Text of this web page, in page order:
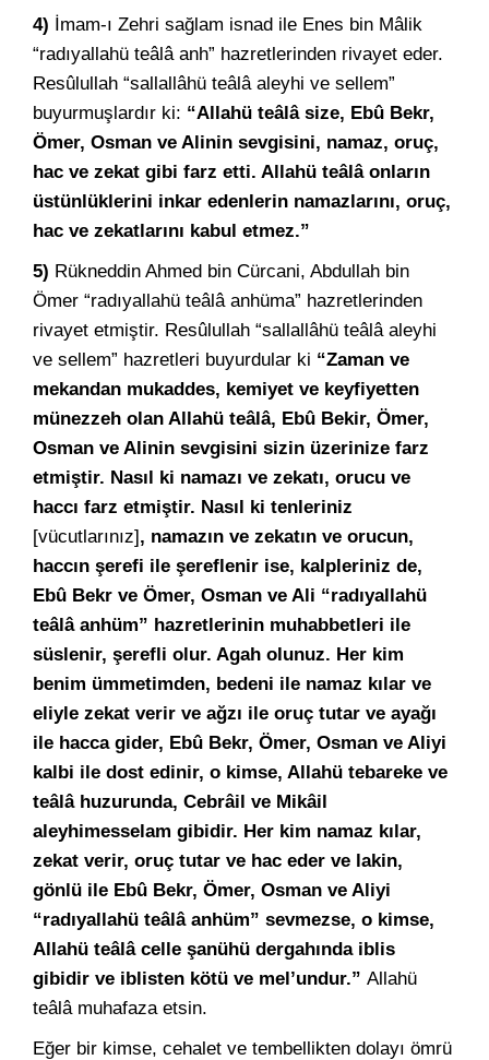
4) İmam-ı Zehri sağlam isnad ile Enes bin Mâlik
“radıyallahü teâlâ anh” hazretlerinden rivayet eder.
Resûlullah “sallallâhü teâlâ aleyhi ve sellem”
buyurmuşlardır ki: “Allahü teâlâ size, Ebû Bekr,
Ömer, Osman ve Alinin sevgisini, namaz, oruç,
hac ve zekat gibi farz etti. Allahü teâlâ onların
üstünlüklerini inkar edenlerin namazlarını, oruç,
hac ve zekatlarını kabul etmez.”
5) Rükneddin Ahmed bin Cürcani, Abdullah bin
Ömer “radıyallahü teâlâ anhüma” hazretlerinden
rivayet etmiştir. Resûlullah “sallallâhü teâlâ aleyhi
ve sellem” hazretleri buyurdular ki “Zaman ve
mekandan mukaddes, kemiyet ve keyfiyetten
münezzeh olan Allahü teâlâ, Ebû Bekir, Ömer,
Osman ve Alinin sevgisini sizin üzerinize farz
etmiştir. Nasıl ki namazı ve zekatı, orucu ve
haccı farz etmiştir. Nasıl ki tenleriniz
[vücutlarınız], namazın ve zekatın ve orucun,
haccın şerefi ile şereflenir ise, kalpleriniz de,
Ebû Bekr ve Ömer, Osman ve Ali “radıyallahü
teâlâ anhüm” hazretlerinin muhabbetleri ile
süslenir, şerefli olur. Agah olunuz. Her kim
benim ümmetimden, bedeni ile namaz kılar ve
eliyle zekat verir ve ağzı ile oruç tutar ve ayağı
ile hacca gider, Ebû Bekr, Ömer, Osman ve Aliyi
kalbi ile dost edinir, o kimse, Allahü tebareke ve
teâlâ huzurunda, Cebrâil ve Mikâil
aleyhimesselam gibidir. Her kim namaz kılar,
zekat verir, oruç tutar ve hac eder ve lakin,
gönlü ile Ebû Bekr, Ömer, Osman ve Aliyi
“radıyallahü teâlâ anhüm” sevmezse, o kimse,
Allahü teâlâ celle şanühü dergahında iblis
gibidir ve iblisten kötü ve mel’undur.” Allahü
teâlâ muhafaza etsin.
Eğer bir kimse, cehalet ve tembellikten dolayı ömrü